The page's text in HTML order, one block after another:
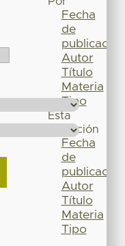
Fecha
de
publicación
Autor
Título
Materia
Tipo
Esta
colección
Fecha
de
publicación
Autor
Título
Materia
Tipo